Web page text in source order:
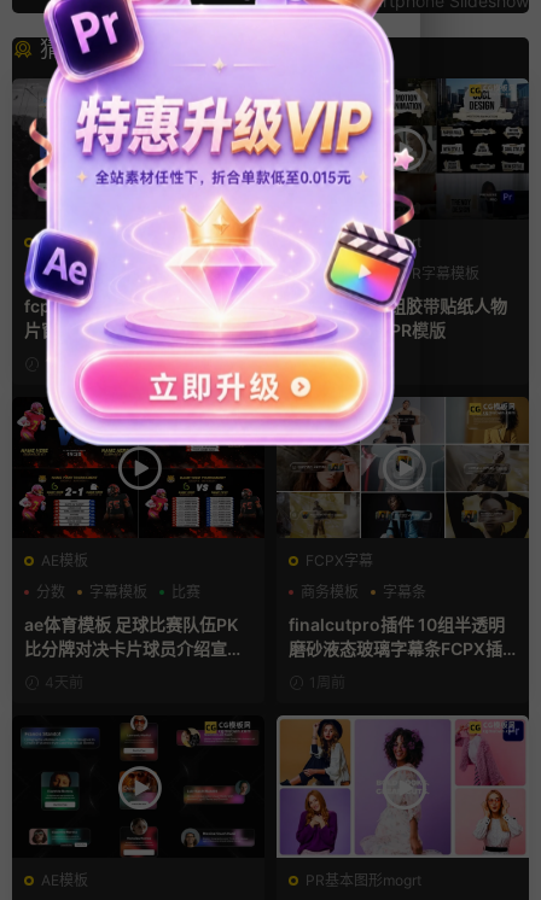
猜你喜欢
FCPX字幕
字幕模板
弹窗 文字动画
fcpx插件 9组高光标注文字卡
片窗口小组件浮窗
15小时前
PR基本图形mogrt
PR基本图形
PR字幕模板
人物介绍
pr字幕模板 9组胶带贴纸人物
介绍角标动画PR模版
4天前
AE模板
分数
字幕模板 比赛
ae体育模板 足球比赛队伍PK
比分牌对决卡片球员介绍宣传
视频AE模板
4天前
FCPX字幕
商务模板
字幕条
finalcutpro插件 10组半透明
磨砂液态玻璃字幕条FCPX插
1周前
AE模板
PR基本图形mogrt